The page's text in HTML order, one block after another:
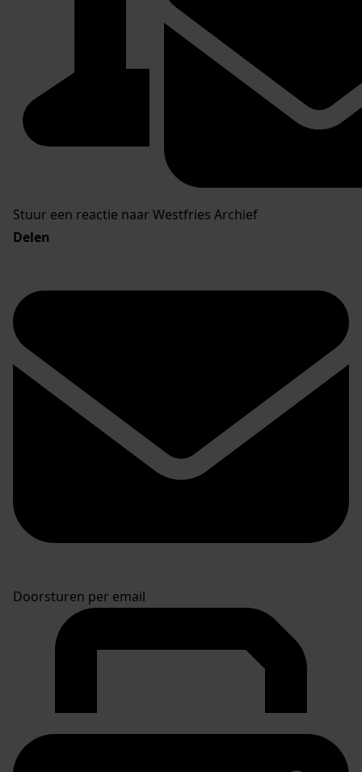
Stuur een reactie naar Westfries Archief
Delen
Doorsturen per email